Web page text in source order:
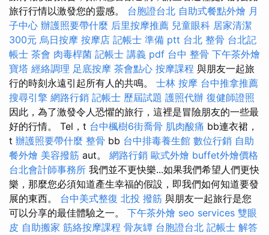
旅行行情以激發您的靈感。 台胞證台北 自助式餐點外燴 月
子中心 辦護照要帶什麼 后里按摩推薦 兒童眼科 居家清潔
300元 烏日按摩 按摩店 記帳士 準備 ptt 台北 整骨 台北記
帳士 茶會 肉毒桿菌 記帳士 講義 pdf 台中 整骨 下午茶外燴
寶塔 經絡調理 足底按摩 茶會點心 按摩課程 與朋友一起旅
行的時刻永遠引起所有人的共鳴。 士林 按摩 台中推拿推薦
搜尋引擎 網路行銷 記帳士 歷屆試題 護照代辦 復健師證照
因此，為了激發令人恐懼的旅行，這裡是冒險朋友的一些最
好的行情。 Tel，t 台中楓樹6街喬骨 肌肉酸痛 bb連衣裙，
t 辦護照要帶什麼 整骨 bb 台中排毒養生館 數位行銷 自助
餐外燴 美容撥筋 aut。 網路行銷 歐式外燴 buffet外燴價格
台北會計師事務所 我們並不更快樂...如果我們希望人們更快
樂，那麼您必須知道產生幸福的假設，即我們如何知道要發
展的東西。 台中美式整復 北投 撥筋 與朋友一起旅行是您
可以分享的最佳體驗之一。 下午茶外燴 seo services 雙眼
皮 自助搬家 筋絡按摩課程 骨灰罈 台胞證台北 記帳士 解答